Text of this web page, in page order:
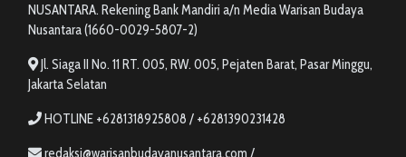
NUSANTARA. Rekening Bank Mandiri a/n Media Warisan Budaya
Nusantara (1660-0029-5807-2)
Jl. Siaga II No. 11 RT. 005, RW. 005, Pejaten Barat, Pasar Minggu,
Jakarta Selatan
HOTLINE +6281318925808 / +6281390231428
redaksi@warisanbudayanusantara.com /